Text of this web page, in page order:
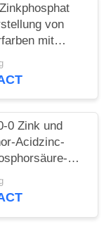
von
mit
an
0 Zink und
Acidzinc-
Antifarbe für